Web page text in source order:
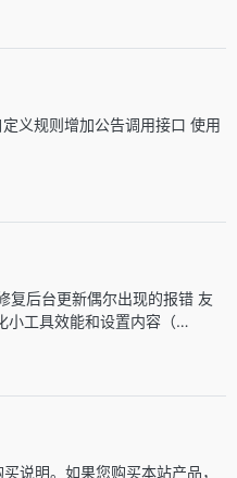
义规则增加公告调用接口 使用
复后台更新偶尔出现的报错 友
小工具效能和设置内容（…
说明。如果您购买本站产品，